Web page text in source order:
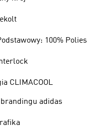
100%
CLIMACOOL
adidas